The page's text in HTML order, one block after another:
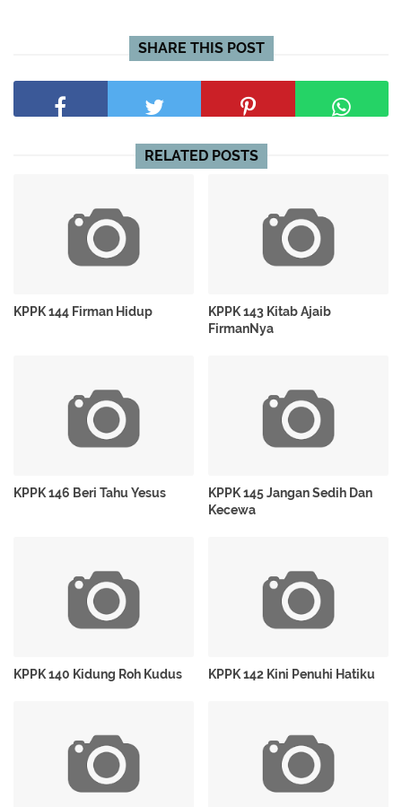
SHARE THIS POST
RELATED POSTS
KPPK 144 Firman Hidup
KPPK 143 Kitab Ajaib
FirmanNya
KPPK 146 Beri Tahu Yesus
KPPK 145 Jangan Sedih Dan
Kecewa
KPPK 140 Kidung Roh Kudus KPPK 142 Kini Penuhi Hatiku